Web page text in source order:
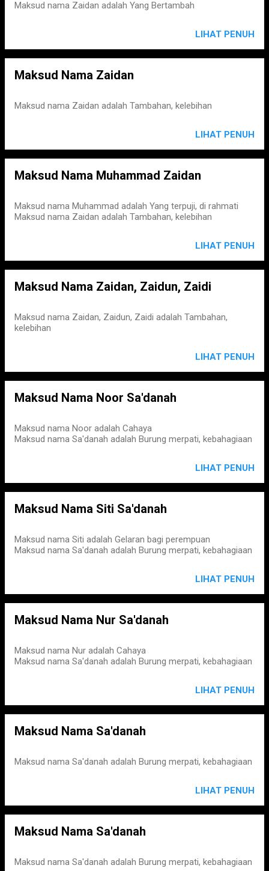
Maksud nama Zaidan adalah Yang Bertambah
LIHAT PENUH
Maksud Nama Zaidan
Maksud nama Zaidan adalah Tambahan, kelebihan
LIHAT PENUH
Maksud Nama Muhammad Zaidan
Maksud nama Muhammad adalah Yang terpuji, di rahmati
Maksud nama Zaidan adalah Tambahan, kelebihan
LIHAT PENUH
Maksud Nama Zaidan, Zaidun, Zaidi
Maksud nama Zaidan, Zaidun, Zaidi adalah Tambahan,
kelebihan
LIHAT PENUH
Maksud Nama Noor Sa'danah
Maksud nama Noor adalah Cahaya
Maksud nama Sa'danah adalah Burung merpati, kebahagiaan
LIHAT PENUH
Maksud Nama Siti Sa'danah
Maksud nama Siti adalah Gelaran bagi perempuan
Maksud nama Sa'danah adalah Burung merpati, kebahagiaan
LIHAT PENUH
Maksud Nama Nur Sa'danah
Maksud nama Nur adalah Cahaya
Maksud nama Sa'danah adalah Burung merpati, kebahagiaan
LIHAT PENUH
Maksud Nama Sa'danah
Maksud nama Sa'danah adalah Burung merpati, kebahagiaan
LIHAT PENUH
Maksud Nama Sa'danah
Maksud nama Sa'danah adalah Burung merpati, kebahagiaan